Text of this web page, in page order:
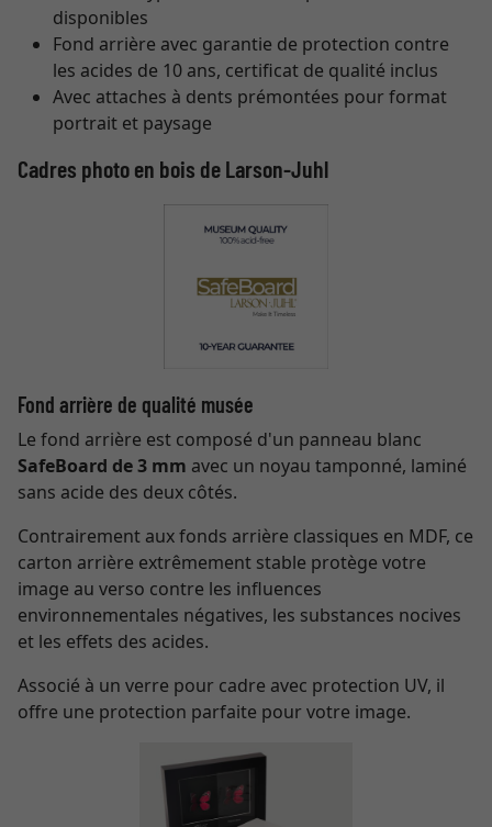
disponibles
Fond arrière avec garantie de protection contre
les acides de 10 ans, certificat de qualité inclus
Avec attaches à dents prémontées pour format
portrait et paysage
Cadres photo en bois de Larson-Juhl
Fond arrière de qualité musée
Le fond arrière est composé d'un panneau blanc
SafeBoard de 3 mm avec un noyau tamponné, laminé
sans acide des deux côtés.
Contrairement aux fonds arrière classiques en MDF, ce
carton arrière extrêmement stable protège votre
image au verso contre les influences
environnementales négatives, les substances nocives
et les effets des acides.
Associé à un verre pour cadre avec protection UV, il
offre une protection parfaite pour votre image.